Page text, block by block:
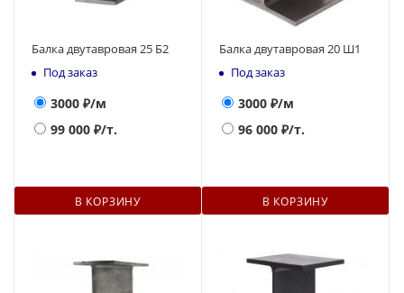
Балка двутавровая 25 Б2
Под заказ
3000 ₽/м
99 000 ₽/т.
В КОРЗИНУ
Балка двутавровая 20 Ш1
Под заказ
3000 ₽/м
96 000 ₽/т.
В КОРЗИНУ